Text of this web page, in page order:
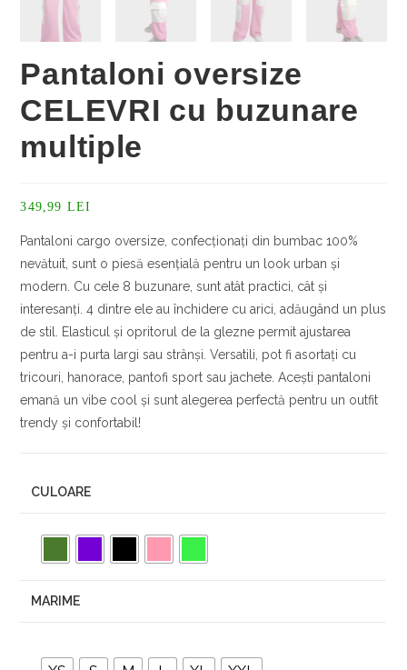
Pantaloni oversize
CELEVRI cu buzunare
multiple
349,99 LEI
Pantaloni cargo oversize, confecționați din bumbac 100%
nevătuit, sunt o piesă esențială pentru un look urban și
modern. Cu cele 8 buzunare, sunt atât practici, cât și
interesanți. 4 dintre ele au închidere cu arici, adăugând un plus
de stil. Elasticul și opritorul de la glezne permit ajustarea
pentru a-i purta largi sau strânși. Versatili, pot fi asortați cu
tricouri, hanorace, pantofi sport sau jachete. Acești pantaloni
emană un vibe cool și sunt alegerea perfectă pentru un outfit
trendy și confortabil!
CULOARE
MARIME